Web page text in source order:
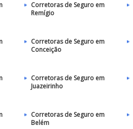
Corretoras de Seguro em
Remígio
Corretoras de Seguro em
Conceição
Corretoras de Seguro em
Juazeirinho
Corretoras de Seguro em
Belém